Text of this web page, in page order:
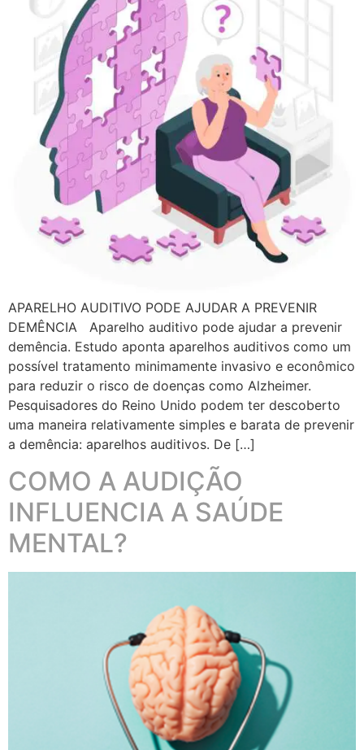
APARELHO AUDITIVO PODE AJUDAR A PREVENIR
DEMÊNCIA Aparelho auditivo pode ajudar a prevenir
demência. Estudo aponta aparelhos auditivos como um
possível tratamento minimamente invasivo e econômico
para reduzir o risco de doenças como Alzheimer.
Pesquisadores do Reino Unido podem ter descoberto
uma maneira relativamente simples e barata de prevenir
a demência: aparelhos auditivos. De […]
COMO A AUDIÇÃO
INFLUENCIA A SAÚDE
MENTAL?